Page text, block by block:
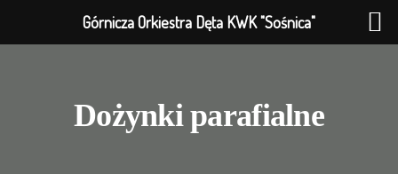
Dożynki parafialne
Górnicza Orkiestra Dęta KWK "Sośnica"